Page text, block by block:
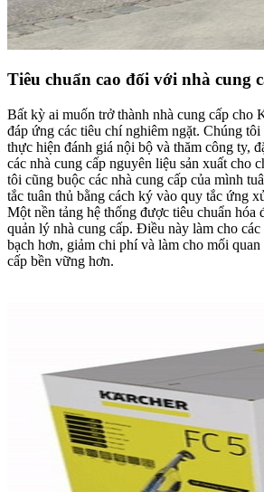
Tiêu chuẩn cao đối với nhà cung
Bất kỳ ai muốn trở thành nhà cung cấp cho
đáp ứng các tiêu chí nghiêm ngặt. Chúng
thực hiện đánh giá nội bộ và thăm công ty,
các nhà cung cấp nguyên liệu sản xuất cho
tôi cũng buộc các nhà cung cấp của mình
tắc tuân thủ bằng cách ký vào quy tắc ứng
Một nền tảng hệ thống được tiêu chuẩn hóa
quản lý nhà cung cấp. Điều này làm cho
bạch hơn, giảm chi phí và làm cho mối
cấp bền vững hơn.